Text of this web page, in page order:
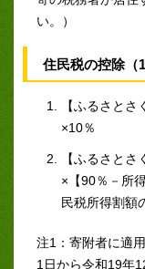
い。）
住民税の控除（
【ふるさとさ
×10％
【ふるさとさ
×【90％－所
民税所得割額
注1：寄附者に適
1日から令和19年